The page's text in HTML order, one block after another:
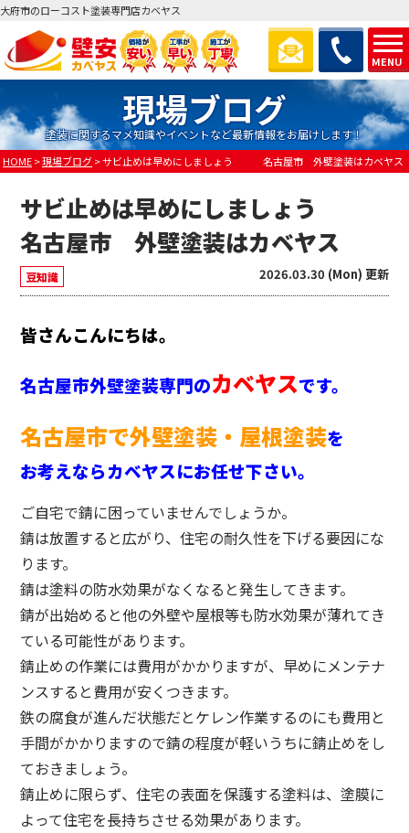
MENU
大府市のローコスト塗装専門店カベヤス
現場ブログ
塗装に関するマメ知識やイベントなど最新情報をお届けします！
HOME>現場ブログ>サビ止めは早めにしましょう 名古屋市 外壁塗装はカベヤス
サビ止めは早めにしましょう
名古屋市 外壁塗装はカベヤス
豆知識 2026.03.30 (Mon) 更新
皆さんこんにちは。
名古屋市外壁塗装専門のカベヤスです。
名古屋市で外壁塗装・屋根塗装を
お考えならカベヤスにお任せ下さい。
ご自宅で錆に困っていませんでしょうか。
錆は放置すると広がり、住宅の耐久性を下げる要因にな
ります。
錆は塗料の防水効果がなくなると発生してきます。
錆が出始めると他の外壁や屋根等も防水効果が薄れてき
ている可能性があります。
錆止めの作業には費用がかかりますが、早めにメンテナ
ンスすると費用が安くつきます。
鉄の腐食が進んだ状態だとケレン作業するのにも費用と
手間がかかりますので錆の程度が軽いうちに錆止めをし
ておきましょう。
錆止めに限らず、住宅の表面を保護する塗料は、塗膜に
よって住宅を長持ちさせる効果があります。